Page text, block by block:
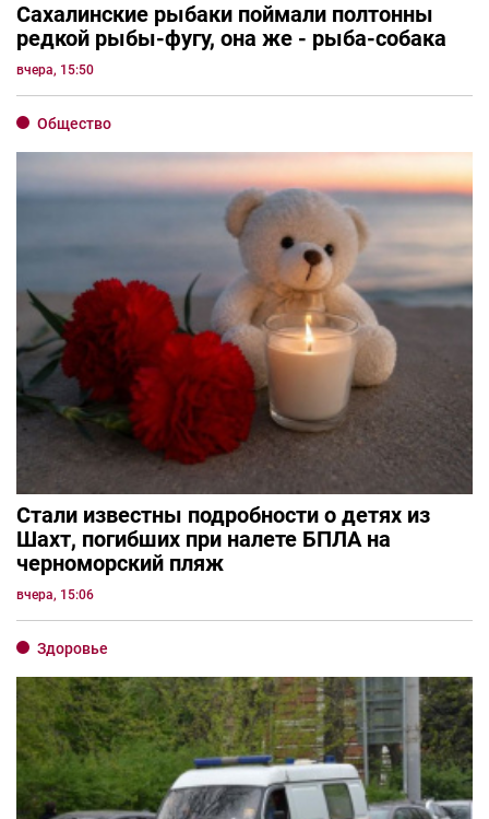
Сахалинские рыбаки поймали полтонны
редкой рыбы-фугу, она же - рыба-собака
вчера, 15:50
Общество
Стали известны подробности о детях из
Шахт, погибших при налете БПЛА на
черноморский пляж
вчера, 15:06
Здоровье